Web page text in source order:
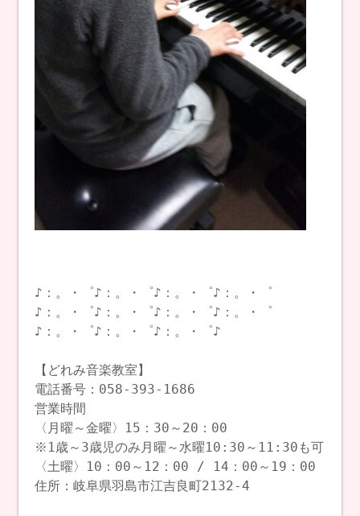
♪：。・゜♪：。・゜♪：。・゜♪：。・゜
♪：。・゜♪：。・゜♪：。・゜♪：。・゜
♪：。・゜♪：。・゜♪：。・゜♪
【どれみ音楽教室】
電話番号：058-393-1686
営業時間
〈月曜～金曜〉15：30～20：00
※1歳～3歳児のみ月曜～水曜10:30～11:30も可
〈土曜〉10：00～12：00 / 14：00～19：00
住所：岐阜県羽島市江吉良町2132-4